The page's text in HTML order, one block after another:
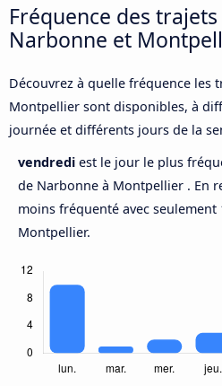
Fréquence des
Narbonne et
Découvrez à quelle fréquence les
Montpellier sont disponibles, à
journée et différents jours de la
vendredi est le jour le plus
de Narbonne à Montpellier . En
moins fréquenté avec
Montpellier.